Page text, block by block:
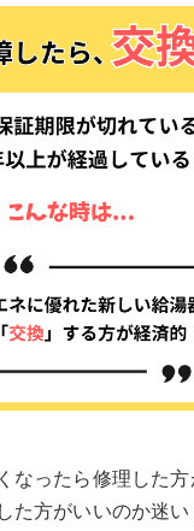
なったら修理した
た方がいいのか迷い